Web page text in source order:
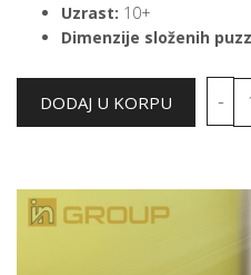
Uzrast: 10+
Dimenzije složenih